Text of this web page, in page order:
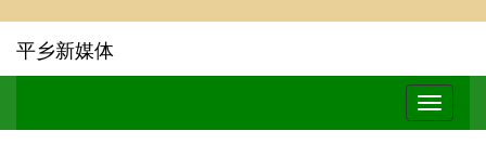
平乡新媒体